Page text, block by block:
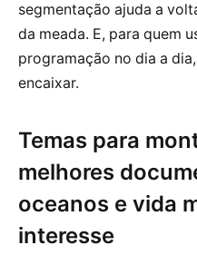
segmentação ajuda a
da meada. E, para quem
programação no dia a
encaixar.
Temas para
melhores
oceanos e vida
interesse